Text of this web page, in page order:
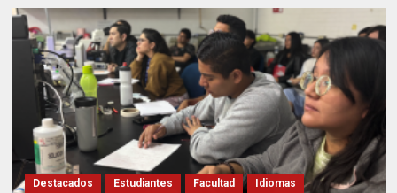
Destacados Estudiantes Facultad
Idiomas